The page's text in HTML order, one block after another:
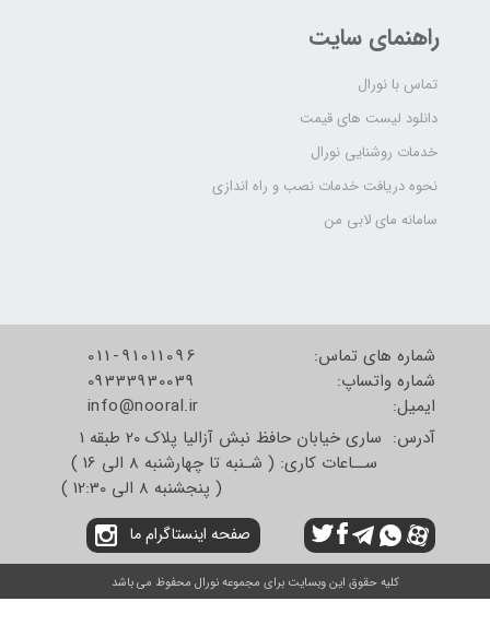
راهنمای سایت
تماس با نورال
دانلود لیست های قیمت
خدمات روشنایی نورال
نحوه دریافت خدمات نصب و راه اندازی
سامانه مای لابی من
شماره های تماس:
شماره واتساپ:
​​​​​​​ایمیل:
011-91011096
09333930039
info@nooral.ir
آدرس: ساری خیابان حافظ نبش آزالیا پلاک 20 طبقه 1
ســاعات کاری: ( شـنبه تا چهارشنبه 8 الی 16 )
( پنجشنبه 8 الی 12:30 )
صفحه اینستاگرام ما
کلیه حقوق این وبسایت برای مجموعه نورال محفوظ می باشد